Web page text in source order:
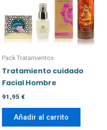
Pack Tratamientos
Tratamiento cuidado
Facial Hombre
91,95 €
Añadir al carrito